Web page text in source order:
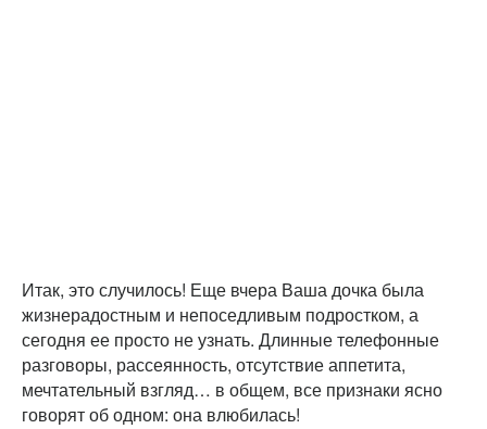
Итак, это случилось! Еще вчера Ваша дочка была
жизнерадостным и непоседливым подростком, а
сегодня ее просто не узнать. Длинные телефонные
разговоры, рассеянность, отсутствие аппетита,
мечтательный взгляд… в общем, все признаки ясно
говорят об одном: она влюбилась!